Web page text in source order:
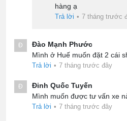
hàng ạ
Trả lời • 7 tháng trước
Đ
Đào Mạnh Phước
Mình ở Huế muốn đặt 2 cái
Trả lời • 7 tháng trước đây
Đ
Đinh Quốc Tuyến
Mình muốn được tư vấn xe
Trả lời • 7 tháng trước đây